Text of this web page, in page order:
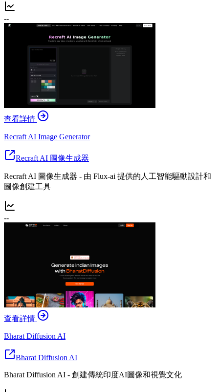
--
查看詳情
Recraft AI Image Generator
Recraft AI 圖像生成器
Recraft AI 圖像生成器 - 由 Flux-ai 提供的人工智能驅動設計和
圖像創建工具
--
查看詳情
Bharat Diffusion AI
Bharat Diffusion AI
Bharat Diffusion AI - 創建傳統印度AI圖像和視覺文化